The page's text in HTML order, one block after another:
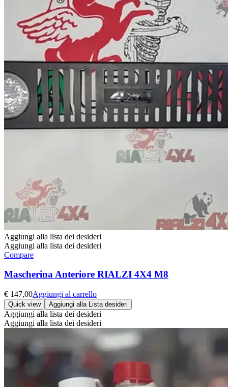
Aggiungi alla lista dei desideri
Aggiungi alla lista dei desideri
Compare
Mascherina Anteriore RIALZI 4X4 M8
€ 147,00Aggiungi al carrello
Quick view Aggiungi alla Lista desideri
Aggiungi alla lista dei desideri
Aggiungi alla lista dei desideri